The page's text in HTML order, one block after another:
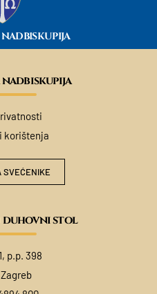
korištenja
SVEĆENIKE
duhovni stol
p.p. 398